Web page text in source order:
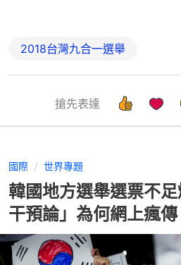
2018台灣九合一選舉
搶先表達
國際 世界專題
韓國地方選舉選票不
干預論」為何網上瘋傳